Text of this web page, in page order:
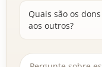
Quais são os
aos outros?